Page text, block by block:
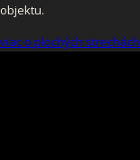
objektu.
viac o plochých strechách